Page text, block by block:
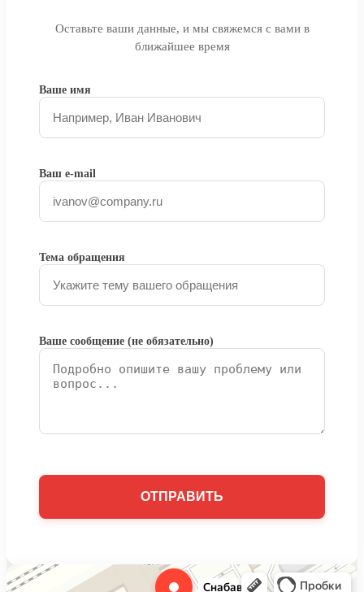
Оставьте ваши данные, и мы свяжемся с вами в
ближайшее время
Ваше имя
Ваш e-mail
Тема обращения
Ваше сообщение (не обязательно)